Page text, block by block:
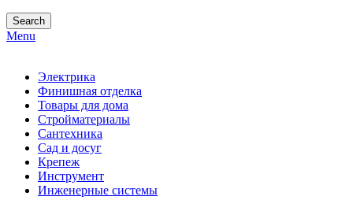
Search
Menu
Электрика
Финишная отделка
Товары для дома
Стройматериалы
Сантехника
Сад и досуг
Крепеж
Инструмент
Инженерные системы